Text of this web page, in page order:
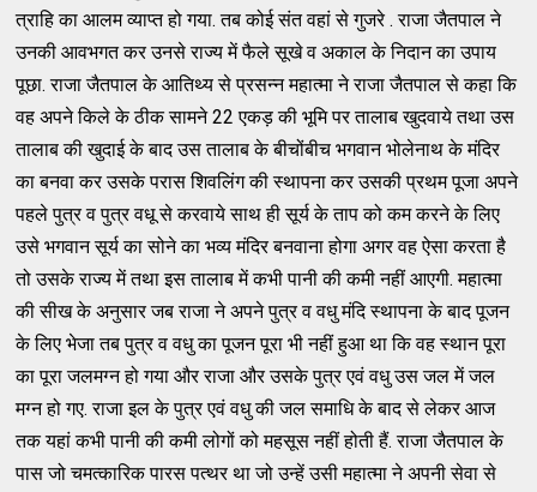
त्राहि का आलम व्याप्त हो गया. तब कोई संत वहां से गुजरे . राजा जैतपाल ने
उनकी आवभगत कर उनसे राज्य में फैले सूखे व अकाल के निदान का उपाय
पूछा. राजा जैतपाल के आतिथ्य से प्रसन्न महात्मा ने राजा जैतपाल से कहा कि
वह अपने किले के ठीक सामने 22 एकड़ की भूमि पर तालाब खुदवाये तथा उस
तालाब की खुदाई के बाद उस तालाब के बीचोंबीच भगवान भोलेनाथ के मंदिर
का बनवा कर उसके परास शिवलिंग की स्थापना कर उसकी प्रथम पूजा अपने
पहले पुत्र व पुत्र वधू से करवाये साथ ही सूर्य के ताप को कम करने के लिए
उसे भगवान सूर्य का सोने का भव्य मंदिर बनवाना होगा अगर वह ऐसा करता है
तो उसके राज्य में तथा इस तालाब में कभी पानी की कमी नहीं आएगी. महात्मा
की सीख के अनुसार जब राजा ने अपने पुत्र व वधु मंदि स्थापना के बाद पूजन
के लिए भेजा तब पुत्र व वधु का पूजन पूरा भी नहीं हुआ था कि वह स्थान पूरा
का पूरा जलमग्न हो गया और राजा और उसके पुत्र एवं वधु उस जल में जल
मग्न हो गए. राजा इल के पुत्र एवं वधु की जल समाधि के बाद से लेकर आज
तक यहां कभी पानी की कमी लोगों को महसूस नहीं होती हैं. राजा जैतपाल के
पास जो चमत्कारिक पारस पत्थर था जो उन्हें उसी महात्मा ने अपनी सेवा से